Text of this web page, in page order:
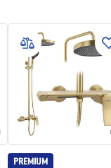
PREMIUM